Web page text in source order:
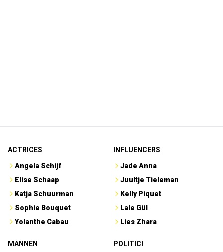
ACTRICES
Angela Schijf
Elise Schaap
Katja Schuurman
Sophie Bouquet
Yolanthe Cabau
INFLUENCERS
Jade Anna
Juultje Tieleman
Kelly Piquet
Lale Gül
Lies Zhara
MANNEN
POLITICI